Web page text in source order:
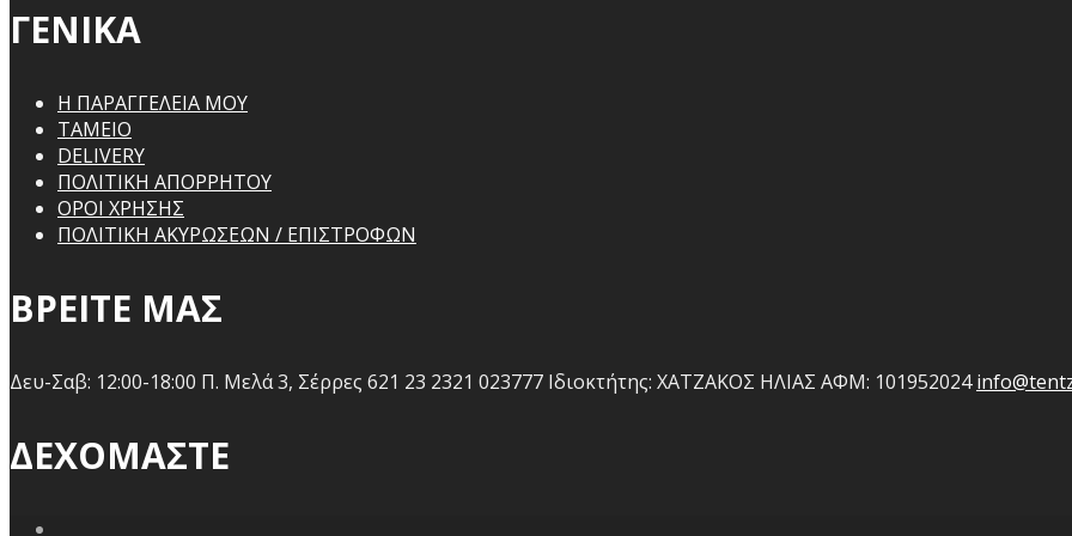
ΓΕΝΙΚΑ
Η ΠΑΡΑΓΓΕΛΕΙΑ ΜΟΥ
ΤΑΜΕΙΟ
DELIVERY
ΠΟΛΙΤΙΚΗ ΑΠΟΡΡΗΤΟΥ
ΟΡΟΙ ΧΡΗΣΗΣ
ΠΟΛΙΤΙΚΗ ΑΚΥΡΩΣΕΩΝ / ΕΠΙΣΤΡΟΦΩΝ
ΒΡΕΙΤΕ ΜΑΣ
Δευ-Σαβ: 12:00-18:00 Π. Μελά 3, Σέρρες 621 23 2321 023777 Ιδιοκτήτης: ΧΑΤΖΑΚΟΣ ΗΛΙΑΣ ΑΦΜ: 101952024
ΔΕΧΟΜΑΣΤΕ